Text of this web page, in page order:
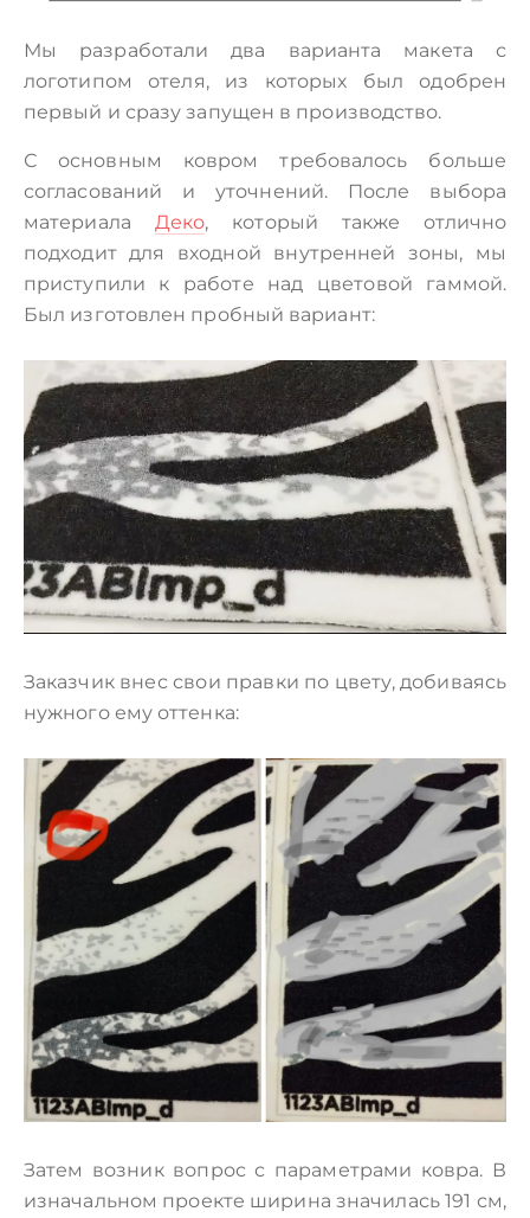
Мы разработали два варианта макета с
логотипом отеля, из которых был одобрен
первый и сразу запущен в производство.
С основным ковром требовалось больше
согласований и уточнений. После выбора
материала Деко, который также отлично
подходит для входной внутренней зоны, мы
приступили к работе над цветовой гаммой.
Был изготовлен пробный вариант:
Заказчик внес свои правки по цвету, добиваясь
нужного ему оттенка:
Затем возник вопрос с параметрами ковра. В
изначальном проекте ширина значилась 191 см,